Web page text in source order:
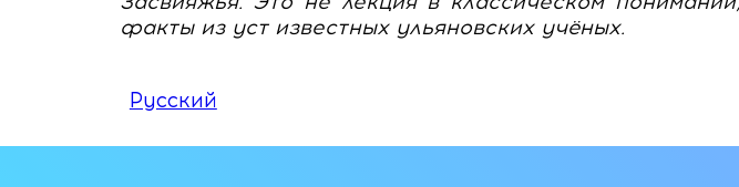
факты из уст известных ульяновских учёных.
Русский